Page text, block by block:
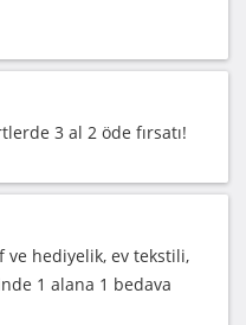
3 al 2 öde fırsatı!
hediyelik, ev tekstili,
1 alana 1 bedava